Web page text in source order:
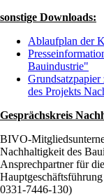
sonstige Downloads:
Ablaufplan der
Bauindustrie"
des Projekts
Gesprächskreis
BIVO-
Nachhaltigkeit des
Ansprechpartner für
0331-7446-130)